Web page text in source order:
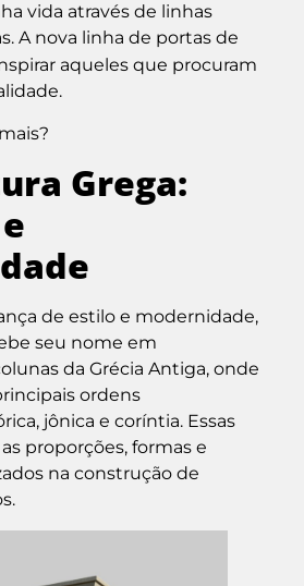
vida através de linhas
A nova linha de portas de
aqueles que procuram
Grega:
de estilo e modernidade,
seu nome em
da Grécia Antiga, onde
ordens
jônica e coríntia. Essas
proporções, formas e
na construção de